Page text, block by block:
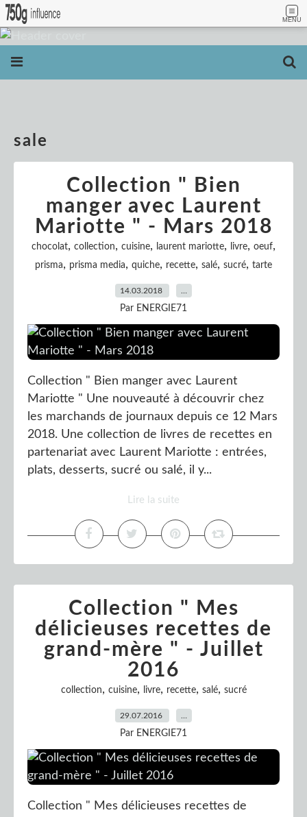
MENU
sale
Collection " Bien
manger avec Laurent
Mariotte " - Mars 2018
chocolat, collection, cuisine, laurent mariotte, livre, oeuf,
prisma, prisma media, quiche, recette, salé, sucré, tarte
14.03.2018
Par ENERGIE71
Collection " Bien manger avec Laurent
Mariotte " Une nouveauté à découvrir chez
les marchands de journaux depuis ce 12 Mars
2018. Une collection de livres de recettes en
partenariat avec Laurent Mariotte : entrées,
plats, desserts, sucré ou salé, il y...
Lire la suite
Collection " Mes
délicieuses recettes de
grand-mère " - Juillet
2016
collection, cuisine, livre, recette, salé, sucré
29.07.2016
Par ENERGIE71
Collection " Mes délicieuses recettes de